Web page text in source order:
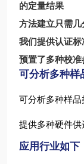
的定量结果
方法建立只需几
我们提供认证标
预置了多种校准
可分析多种样
可分析多种样
提供多种硬件
应用行业如下